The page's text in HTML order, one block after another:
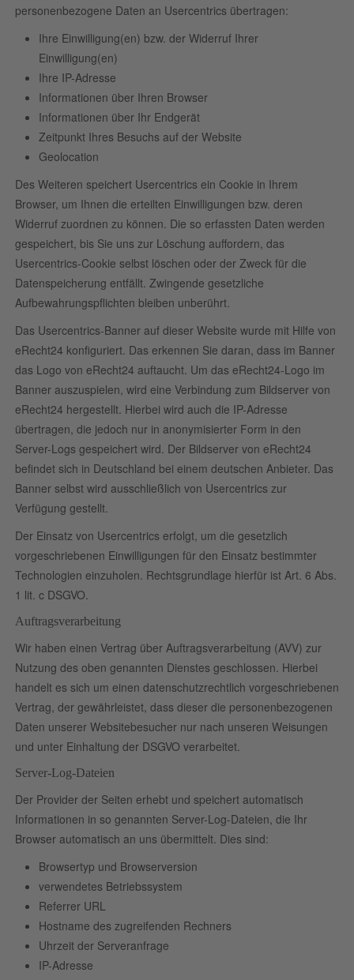
personenbezogene Daten an Usercentrics übertragen:
Ihre Einwilligung(en) bzw. der Widerruf Ihrer
Einwilligung(en)
Ihre IP-Adresse
Informationen über Ihren Browser
Informationen über Ihr Endgerät
Zeitpunkt Ihres Besuchs auf der Website
Geolocation
Des Weiteren speichert Usercentrics ein Cookie in Ihrem
Browser, um Ihnen die erteilten Einwilligungen bzw. deren
Widerruf zuordnen zu können. Die so erfassten Daten werden
gespeichert, bis Sie uns zur Löschung auffordern, das
Usercentrics-Cookie selbst löschen oder der Zweck für die
Datenspeicherung entfällt. Zwingende gesetzliche
Aufbewahrungspflichten bleiben unberührt.
Das Usercentrics-Banner auf dieser Website wurde mit Hilfe von
eRecht24 konfiguriert. Das erkennen Sie daran, dass im Banner
das Logo von eRecht24 auftaucht. Um das eRecht24-Logo im
Banner auszuspielen, wird eine Verbindung zum Bildserver von
eRecht24 hergestellt. Hierbei wird auch die IP-Adresse
übertragen, die jedoch nur in anonymisierter Form in den
Server-Logs gespeichert wird. Der Bildserver von eRecht24
befindet sich in Deutschland bei einem deutschen Anbieter. Das
Banner selbst wird ausschließlich von Usercentrics zur
Verfügung gestellt.
Der Einsatz von Usercentrics erfolgt, um die gesetzlich
vorgeschriebenen Einwilligungen für den Einsatz bestimmter
Technologien einzuholen. Rechtsgrundlage hierfür ist Art. 6 Abs.
1 lit. c DSGVO.
Auftragsverarbeitung
Wir haben einen Vertrag über Auftragsverarbeitung (AVV) zur
Nutzung des oben genannten Dienstes geschlossen. Hierbei
handelt es sich um einen datenschutzrechtlich vorgeschriebenen
Vertrag, der gewährleistet, dass dieser die personenbezogenen
Daten unserer Websitebesucher nur nach unseren Weisungen
und unter Einhaltung der DSGVO verarbeitet.
Server-Log-Dateien
Der Provider der Seiten erhebt und speichert automatisch
Informationen in so genannten Server-Log-Dateien, die Ihr
Browser automatisch an uns übermittelt. Dies sind:
Browsertyp und Browserversion
verwendetes Betriebssystem
Referrer URL
Hostname des zugreifenden Rechners
Uhrzeit der Serveranfrage
IP-Adresse